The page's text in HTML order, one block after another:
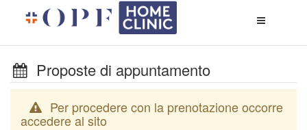
di
Proposte di appuntamento
Per procedere con la prenotazione occorre
accedere al sito